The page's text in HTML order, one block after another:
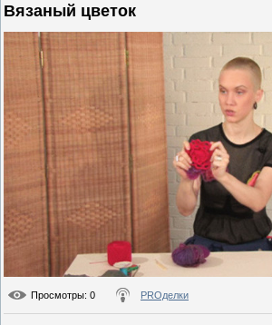
Вязаный цветок
Просмотры: 0 PROделки